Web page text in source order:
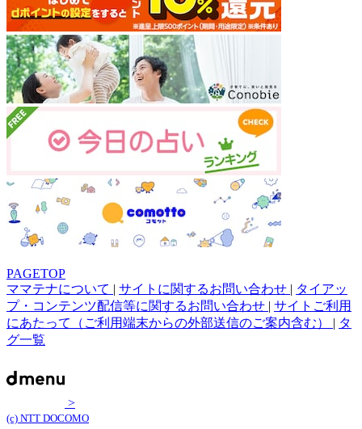
PAGETOP
ママテナについて | サイトに関するお問い合わせ | タイアッ
プ・コンテンツ配信等に関するお問い合わせ | サイトご利用
にあたって（ご利用端末からの外部送信のご案内含む） | タ
グ一覧
>
(c) NTT DOCOMO